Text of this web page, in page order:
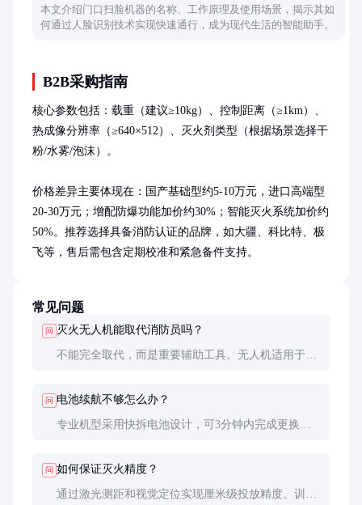
本文介绍门口扫脸机器的名称、工作原理及使用场景，揭示其如
何通过人脸识别技术实现快速通行，成为现代生活的智能助手。
B2B采购指南
核心参数包括：载重（建议≥10kg）、控制距离（≥1km）、
热成像分辨率（≥640×512）、灭火剂类型（根据场景选择干
粉/水雾/泡沫）。
价格差异主要体现在：国产基础型约5-10万元，进口高端型
20-30万元；增配防爆功能加价约30%；智能灭火系统加价约
50%。推荐选择具备消防认证的品牌，如大疆、科比特、极
飞等，售后需包含定期校准和紧急备件支持。
常见问题
问 灭火无人机能取代消防员吗？
不能完全取代，而是重要辅助工具。无人机适用于初
问 电池续航不够怎么办？
专业机型采用快拆电池设计，可3分钟内完成更换。
问 如何保证灭火精度？
通过激光测距和视觉定位实现厘米级投放精度。训练